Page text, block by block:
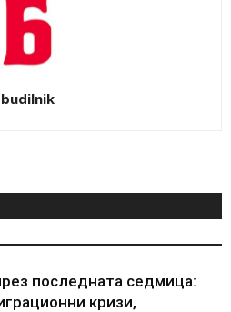
budilnik
последната седмица:
кризи,